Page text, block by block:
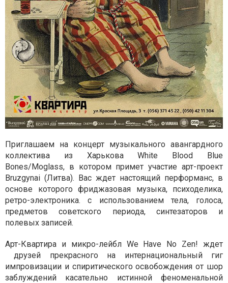
Приглашаем на концерт музыкального авангардного
коллектива из Харькова White Blood Blue
Bones/Moglass, в котором примет участие арт-проект
Bruzgynai (Литва). Вас ждет настоящий перформанс, в
основе которого фриджазовая музыка, психоделика,
ретро-электроника. с использованием тела, голоса,
предметов советского периода, синтезаторов и
полевых записей.
Арт-Квартира и микро-лейбл We Have No Zen! ждет
друзей прекрасного на интернациональный гиг
импровизации и спиритического освобождения от шор
заблуждений касательно истинной феноменальной